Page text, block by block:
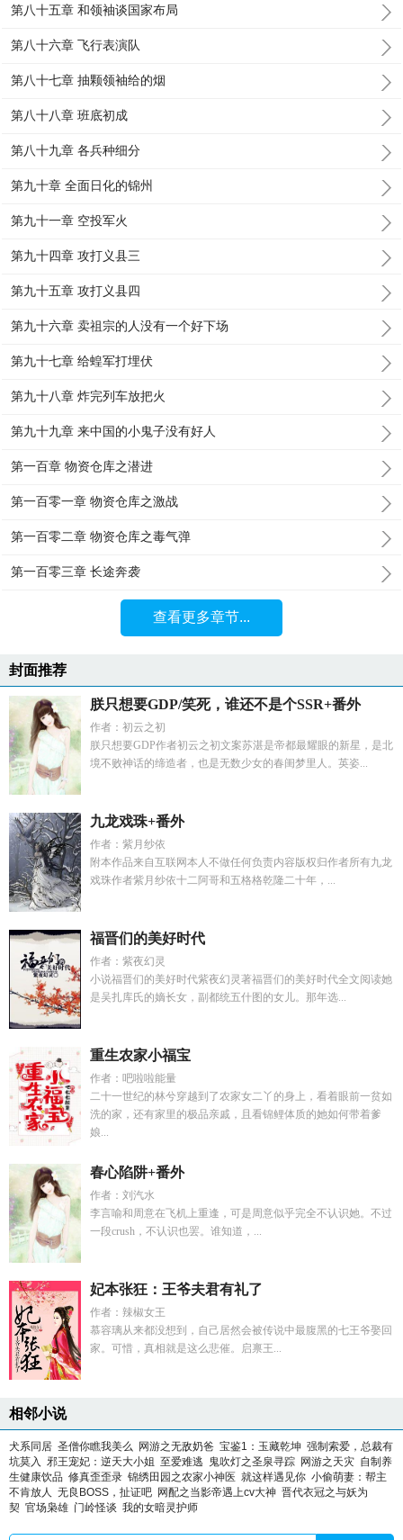
第八十五章 和领袖谈国家布局
第八十六章 飞行表演队
第八十七章 抽颗领袖给的烟
第八十八章 班底初成
第八十九章 各兵种细分
第九十章 全面日化的锦州
第九十一章 空投军火
第九十四章 攻打义县三
第九十五章 攻打义县四
第九十六章 卖祖宗的人没有一个好下场
第九十七章 给蝗军打埋伏
第九十八章 炸完列车放把火
第九十九章 来中国的小鬼子没有好人
第一百章 物资仓库之潜进
第一百零一章 物资仓库之激战
第一百零二章 物资仓库之毒气弹
第一百零三章 长途奔袭
查看更多章节...
封面推荐
朕只想要GDP/笑死，谁还不是个SSR+番外
作者：初云之初
朕只想要GDP作者初云之初文案苏湛是帝都最耀眼的新星，是北
境不败神话的缔造者，也是无数少女的春闺梦里人。英姿...
九龙戏珠+番外
作者：紫月纱依
附本作品来自互联网本人不做任何负责内容版权归作者所有九龙
戏珠作者紫月纱依十二阿哥和五格格乾隆二十年，...
福晋们的美好时代
作者：紫夜幻灵
小说福晋们的美好时代紫夜幻灵著福晋们的美好时代全文阅读她
是吴扎库氏的嫡长女，副都统五什图的女儿。那年选...
重生农家小福宝
作者：吧啦啦能量
二十一世纪的林兮穿越到了农家女二丫的身上，看着眼前一贫如
洗的家，还有家里的极品亲戚，且看锦鲤体质的她如何带着爹
娘...
春心陷阱+番外
作者：刘汽水
李言喻和周意在飞机上重逢，可是周意似乎完全不认识她。不过
一段crush，不认识也罢。谁知道，...
妃本张狂：王爷夫君有礼了
作者：辣椒女王
慕容璃从来都没想到，自己居然会被传说中最腹黑的七王爷娶回
家。可惜，真相就是这么悲催。启禀王...
相邻小说
犬系同居 圣僧你瞧我美么 网游之无敌奶爸 宝鉴1：玉藏乾坤 强制索爱，总裁有
坑莫入 邪王宠妃：逆天大小姐 至爱难逃 鬼吹灯之圣泉寻踪 网游之天灾 自制养
生健康饮品 修真歪歪录 锦绣田园之农家小神医 就这样遇见你 小偷萌妻：帮主
不肯放人 无良BOSS，扯证吧 网配之当影帝遇上cv大神 晋代衣冠之与妖为
契 官场枭雄 门岭怪谈 我的女暗灵护师